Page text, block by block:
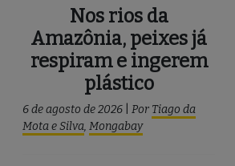
Nos rios da
Amazônia, peixes já
respiram e ingerem
plástico
6 de agosto de 2026 Por Tiago da
Mota e Silva, Mongabay